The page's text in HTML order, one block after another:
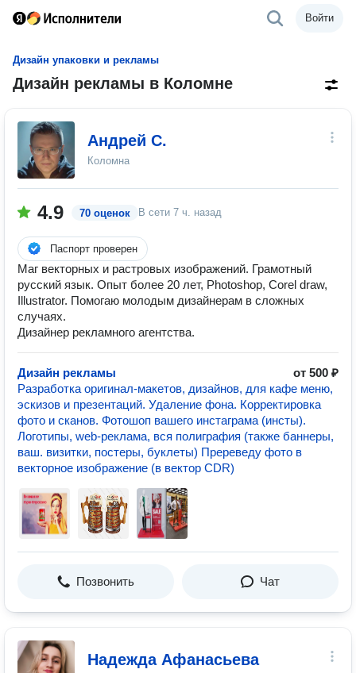
Войти
Дизайн упаковки и рекламы
Дизайн рекламы в Коломне
Андрей С.
Коломна
4.9 70 оценок В сети 7 ч. назад
Паспорт проверен
Маг векторных и растровых изображений. Грамотный
русский язык. Опыт более 20 лет, Photoshop, Corel draw,
Illustrator. Помогаю молодым дизайнерам в сложных
случаях.
Дизайнер рекламного агентства.
Дизайн рекламы
от 500 ₽
Разработка оригинал-макетов, дизайнов, для кафе меню,
эскизов и презентаций. Удаление фона. Корректировка
фото и сканов. Фотошоп вашего инстаграма (инсты).
Логотипы, web-реклама, вся полиграфия (также баннеры,
ваш. визитки, постеры, буклеты) Пререведу фото в
векторное изображение (в вектор CDR)
Позвонить Чат
Надежда Афанасьева